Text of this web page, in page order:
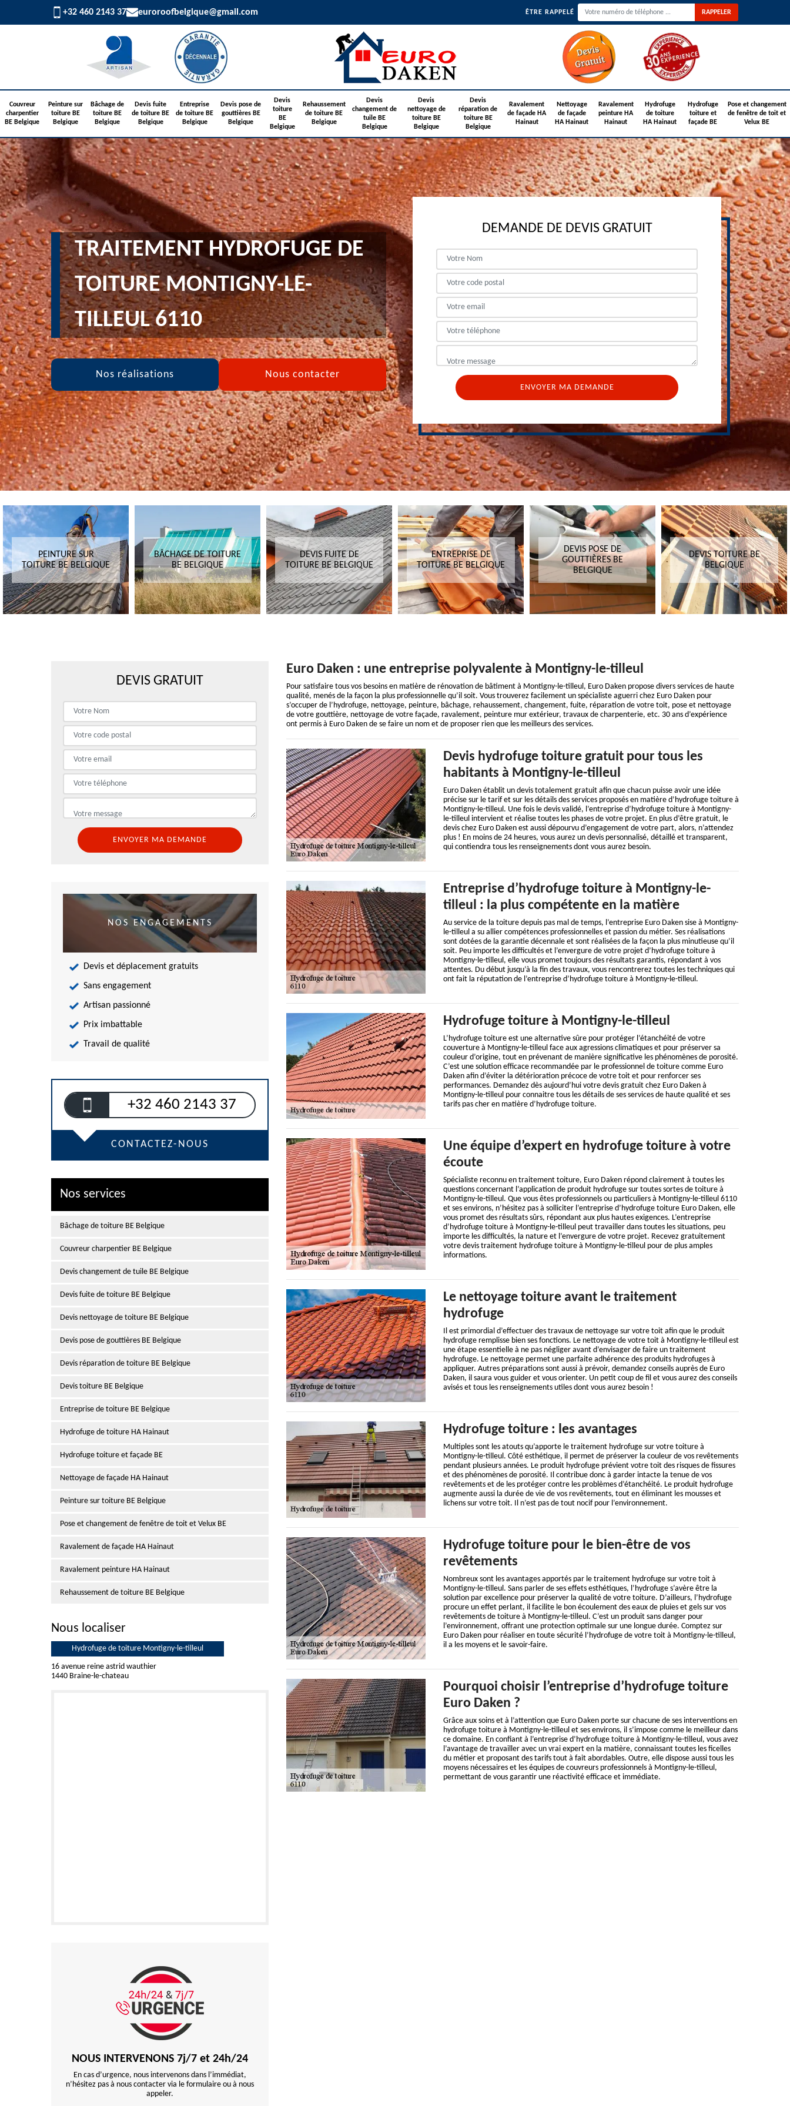
+32 460 2143 37 euroroofbelgique@gmail.com ÊTRE RAPPELÉ
Couvreur
charpentier
BE Belgique
Peinture sur
toiture BE
Belgique
Bâchage de
toiture BE
Belgique
Devis fuite
de toiture BE
Belgique
Entreprise
de toiture BE
Belgique
Devis pose de
gouttières BE
Belgique
Devis
toiture
BE
Belgique
Rehaussement
de toiture BE
Belgique
Devis
changement de
tuile BE
Belgique
Devis
nettoyage de
toiture BE
Belgique
Devis
réparation de
toiture BE
Belgique
Ravalement
de façade HA
Hainaut
Nettoyage
de façade
HA Hainaut
Ravalement
peinture HA
Hainaut
Hydrofuge
de toiture
HA Hainaut
Hydrofuge
toiture et
façade BE
Pose et changement
de fenêtre de toit et
Velux BE
TRAITEMENT HYDROFUGE DE
TOITURE MONTIGNY-LE-
TILLEUL 6110
Nos réalisations Nous contacter
DEMANDE DE DEVIS GRATUIT
PEINTURE SUR
TOITURE BE BELGIQUE
BÂCHAGE DE TOITURE
BE BELGIQUE
DEVIS FUITE DE
TOITURE BE BELGIQUE
ENTREPRISE DE
TOITURE BE BELGIQUE
DEVIS POSE DE
GOUTTIÈRES BE
BELGIQUE
DEVIS TOITURE BE
BELGIQUE
DEVIS GRATUIT
NOS ENGAGEMENTS
Devis et déplacement gratuits
Sans engagement
Artisan passionné
Prix imbattable
Travail de qualité
+32 460 2143 37
CONTACTEZ-NOUS
Nos services
Bâchage de toiture BE Belgique
Couvreur charpentier BE Belgique
Devis changement de tuile BE Belgique
Devis fuite de toiture BE Belgique
Devis nettoyage de toiture BE Belgique
Devis pose de gouttières BE Belgique
Devis réparation de toiture BE Belgique
Devis toiture BE Belgique
Entreprise de toiture BE Belgique
Hydrofuge de toiture HA Hainaut
Hydrofuge toiture et façade BE
Nettoyage de façade HA Hainaut
Peinture sur toiture BE Belgique
Pose et changement de fenêtre de toit et Velux BE
Ravalement de façade HA Hainaut
Ravalement peinture HA Hainaut
Rehaussement de toiture BE Belgique
Nous localiser
Hydrofuge de toiture Montigny-le-tilleul
16 avenue reine astrid wauthier
1440 Braine-le-chateau
NOUS INTERVENONS 7j/7 et 24h/24
En cas d’urgence, nous intervenons dans l’immédiat,
n’hésitez pas à nous contacter via le formulaire ou à nous
appeler.
Euro Daken : une entreprise polyvalente à Montigny-le-tilleul
Pour satisfaire tous vos besoins en matière de rénovation de bâtiment à Montigny-le-tilleul, Euro Daken propose divers services de haute
qualité, menés de la façon la plus professionnelle qu’il soit. Vous trouverez facilement un spécialiste aguerri chez Euro Daken pour
s’occuper de l’hydrofuge, nettoyage, peinture, bâchage, rehaussement, changement, fuite, réparation de votre toit, pose et nettoyage
de votre gouttière, nettoyage de votre façade, ravalement, peinture mur extérieur, travaux de charpenterie, etc. 30 ans d’expérience
ont permis à Euro Daken de se faire un nom et de proposer rien que les meilleurs des services.
Devis hydrofuge toiture gratuit pour tous les
habitants à Montigny-le-tilleul
Euro Daken établit un devis totalement gratuit afin que chacun puisse avoir une idée
précise sur le tarif et sur les détails des services proposés en matière d’hydrofuge toiture à
Montigny-le-tilleul. Une fois le devis validé, l’entreprise d’hydrofuge toiture à Montigny-
le-tilleul intervient et réalise toutes les phases de votre projet. En plus d’être gratuit, le
devis chez Euro Daken est aussi dépourvu d’engagement de votre part, alors, n’attendez
plus ! En moins de 24 heures, vous aurez un devis personnalisé, détaillé et transparent,
qui contiendra tous les renseignements dont vous aurez besoin.
Entreprise d’hydrofuge toiture à Montigny-le-
tilleul : la plus compétente en la matière
Au service de la toiture depuis pas mal de temps, l’entreprise Euro Daken sise à Montigny-
le-tilleul a su allier compétences professionnelles et passion du métier. Ses réalisations
sont dotées de la garantie décennale et sont réalisées de la façon la plus minutieuse qu’il
soit. Peu importe les difficultés et l’envergure de votre projet d’hydrofuge toiture à
Montigny-le-tilleul, elle vous promet toujours des résultats garantis, répondant à vos
attentes. Du début jusqu’à la fin des travaux, vous rencontrerez toutes les techniques qui
ont fait la réputation de l’entreprise d’hydrofuge toiture à Montigny-le-tilleul.
Hydrofuge toiture à Montigny-le-tilleul
L’hydrofuge toiture est une alternative sûre pour protéger l’étanchéité de votre
couverture à Montigny-le-tilleul face aux agressions climatiques et pour préserver sa
couleur d’origine, tout en prévenant de manière significative les phénomènes de porosité.
C’est une solution efficace recommandée par le professionnel de toiture comme Euro
Daken afin d’éviter la détérioration précoce de votre toit et pour renforcer ses
performances. Demandez dès aujourd’hui votre devis gratuit chez Euro Daken à
Montigny-le-tilleul pour connaitre tous les détails de ses services de haute qualité et ses
tarifs pas cher en matière d’hydrofuge toiture.
Une équipe d’expert en hydrofuge toiture à votre
écoute
Spécialiste reconnu en traitement toiture, Euro Daken répond clairement à toutes les
questions concernant l’application de produit hydrofuge sur toutes sortes de toiture à
Montigny-le-tilleul. Que vous êtes professionnels ou particuliers à Montigny-le-tilleul 6110
et ses environs, n’hésitez pas à solliciter l’entreprise d’hydrofuge toiture Euro Daken, elle
vous promet des résultats sûrs, répondant aux plus hautes exigences. L’entreprise
d’hydrofuge toiture à Montigny-le-tilleul peut travailler dans toutes les situations, peu
importe les difficultés, la nature et l’envergure de votre projet. Recevez gratuitement
votre devis traitement hydrofuge toiture à Montigny-le-tilleul pour de plus amples
informations.
Le nettoyage toiture avant le traitement
hydrofuge
Il est primordial d’effectuer des travaux de nettoyage sur votre toit afin que le produit
hydrofuge remplisse bien ses fonctions. Le nettoyage de votre toit à Montigny-le-tilleul est
une étape essentielle à ne pas négliger avant d’envisager de faire un traitement
hydrofuge. Le nettoyage permet une parfaite adhérence des produits hydrofuges à
appliquer. Autres préparations sont aussi à prévoir, demandez conseils auprès de Euro
Daken, il saura vous guider et vous orienter. Un petit coup de fil et vous aurez des conseils
avisés et tous les renseignements utiles dont vous aurez besoin !
Hydrofuge toiture : les avantages
Multiples sont les atouts qu’apporte le traitement hydrofuge sur votre toiture à
Montigny-le-tilleul. Côté esthétique, il permet de préserver la couleur de vos revêtements
pendant plusieurs années. Le produit hydrofuge prévient votre toit des risques de fissures
et des phénomènes de porosité. Il contribue donc à garder intacte la tenue de vos
revêtements et de les protéger contre les problèmes d’étanchéité. Le produit hydrofuge
augmente aussi la durée de vie de vos revêtements, tout en éliminant les mousses et
lichens sur votre toit. Il n’est pas de tout nocif pour l’environnement.
Hydrofuge toiture pour le bien-être de vos
revêtements
Nombreux sont les avantages apportés par le traitement hydrofuge sur votre toit à
Montigny-le-tilleul. Sans parler de ses effets esthétiques, l’hydrofuge s’avère être la
solution par excellence pour préserver la qualité de votre toiture. D’ailleurs, l’hydrofuge
procure un effet perlant, il facilite le bon écoulement des eaux de pluies et gels sur vos
revêtements de toiture à Montigny-le-tilleul. C’est un produit sans danger pour
l’environnement, offrant une protection optimale sur une longue durée. Comptez sur
Euro Daken pour réaliser en toute sécurité l’hydrofuge de votre toit à Montigny-le-tilleul,
il a les moyens et le savoir-faire.
Pourquoi choisir l’entreprise d’hydrofuge toiture
Euro Daken ?
Grâce aux soins et à l’attention que Euro Daken porte sur chacune de ses interventions en
hydrofuge toiture à Montigny-le-tilleul et ses environs, il s’impose comme le meilleur dans
ce domaine. En confiant à l’entreprise d’hydrofuge toiture à Montigny-le-tilleul, vous avez
l’avantage de travailler avec un vrai expert en la matière, connaissant toutes les ficelles
du métier et proposant des tarifs tout à fait abordables. Outre, elle dispose aussi tous les
moyens nécessaires et les équipes de couvreurs professionnels à Montigny-le-tilleul,
permettant de vous garantir une réactivité efficace et immédiate.